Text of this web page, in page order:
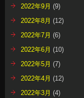
2022年9月 (9)
2022年8月 (12)
2022年7月 (6)
2022年6月 (10)
2022年5月 (7)
2022年4月 (12)
2022年3月 (4)